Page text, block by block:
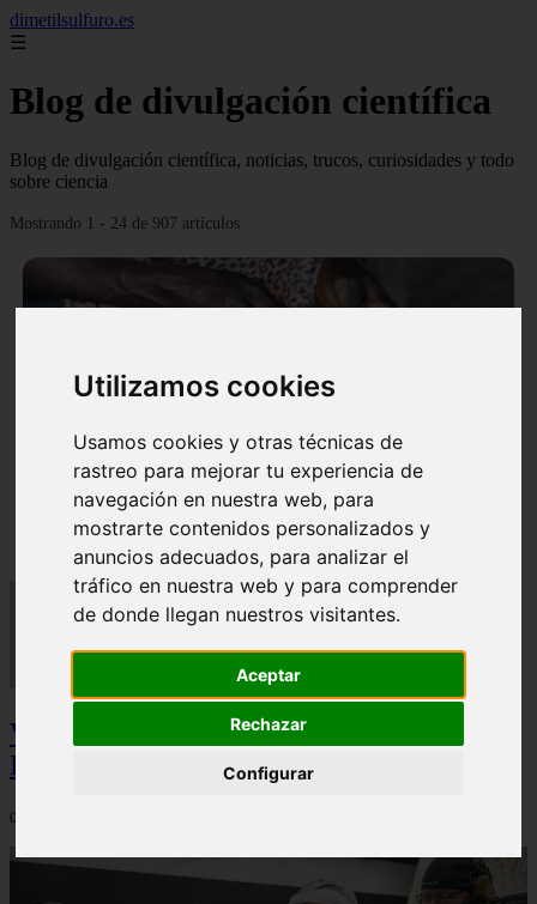
Utilizamos cookies
Usamos cookies y otras técnicas de
rastreo para mejorar tu experiencia de
navegación en nuestra web, para
mostrarte contenidos personalizados y
anuncios adecuados, para analizar el
tráfico en nuestra web y para comprender
de donde llegan nuestros visitantes.
Aceptar
Rechazar
Configurar
dimetilsulfuro.es
☰
Blog de divulgación científica
Blog de divulgación científica, noticias, trucos, curiosidades y todo
sobre ciencia
Mostrando 1 - 24 de 907 artículos
En África harán lo que parecía imposible: Utilizarán
moléculas de agua para cocinar sus alimentos
Video Advertencias desde la cúspide de la
IA: Hinton y el posible colapso social
06/03/2026